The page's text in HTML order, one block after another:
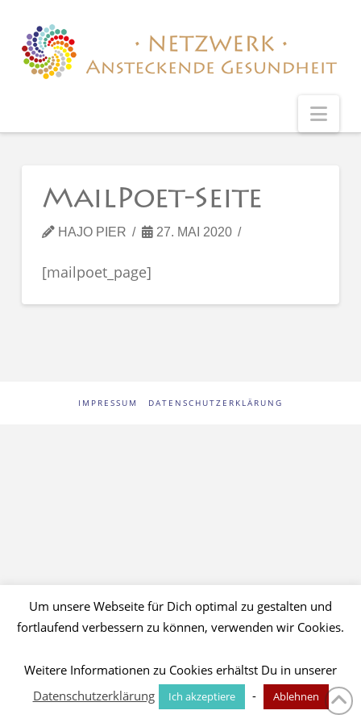
MailPoet-Seite
HAJO PIER 27. MAI 2020
[mailpoet_page]
IMPRESSUM DATENSCHUTZERKLÄRUNG
Um unsere Webseite für Dich optimal zu gestalten und
fortlaufend verbessern zu können, verwenden wir Cookies.
Weitere Informationen zu Cookies erhältst Du in unserer
Datenschutzerklärung
Ich akzeptiere - Ablehnen